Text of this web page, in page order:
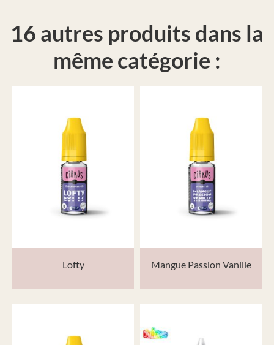
16 autres produits dans la
même catégorie :
Lofty Mangue Passion Vanille